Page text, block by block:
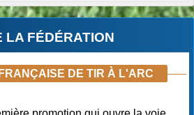
LA FÉDÉRATION
DE TIR À L'ARC